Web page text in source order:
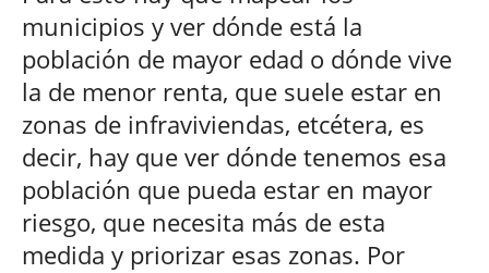
municipios y ver dónde está la
población de mayor edad o dónde vive
la de menor renta, que suele estar en
zonas de infraviviendas, etcétera, es
decir, hay que ver dónde tenemos esa
población que pueda estar en mayor
riesgo, que necesita más de esta
medida y priorizar esas zonas. Por